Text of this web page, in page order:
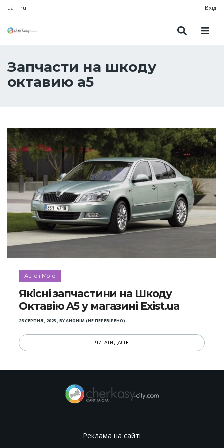
ua | ru Вхід
Запчасти на шкоду
октавию а5
Авто і Мото
Якісні запчастини на Шкоду
Октавію A5 у магазині Exist.ua
25 СЕРПНЯ , 2023 ,BYАНОНІМ (НЕ ПЕРЕВІРЕНО)
ЧИТАТИ ДАЛІ
Реклама на сайті